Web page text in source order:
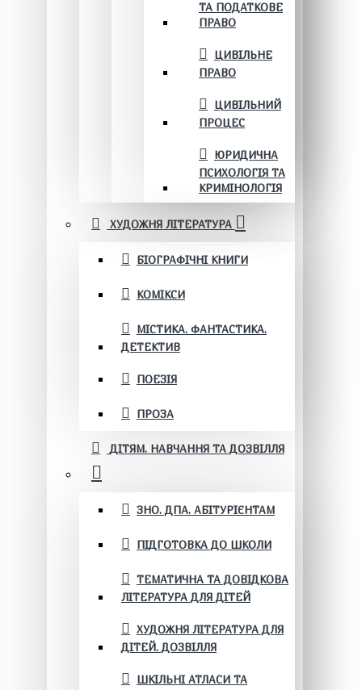
ТА ПОДАТКОВЕ
ПРАВО
ЦИВІЛЬНЕ
ПРАВО
ЦИВІЛЬНИЙ
ПРОЦЕС
ЮРИДИЧНА
ПСИХОЛОГІЯ ТА
КРИМІНОЛОГІЯ
ХУДОЖНЯ ЛІТЕРАТУРА
БІОГРАФІЧНІ КНИГИ
КОМІКСИ
МІСТИКА. ФАНТАСТИКА.
ДЕТЕКТИВ
ПОЕЗІЯ
ПРОЗА
ДІТЯМ. НАВЧАННЯ ТА ДОЗВІЛЛЯ
ЗНО. ДПА. АБІТУРІЄНТАМ
ПІДГОТОВКА ДО ШКОЛИ
ТЕМАТИЧНА ТА ДОВІДКОВА
ЛІТЕРАТУРА ДЛЯ ДІТЕЙ
ХУДОЖНЯ ЛІТЕРАТУРА ДЛЯ
ДІТЕЙ. ДОЗВІЛЛЯ
ШКІЛЬНІ АТЛАСИ ТА